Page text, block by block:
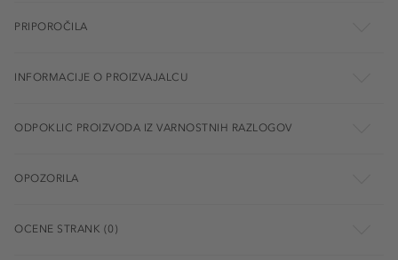
PRIPOROČILA
INFORMACIJE O PROIZVAJALCU
ODPOKLIC PROIZVODA IZ VARNOSTNIH RAZLOGOV
OPOZORILA
OCENE STRANK (0)